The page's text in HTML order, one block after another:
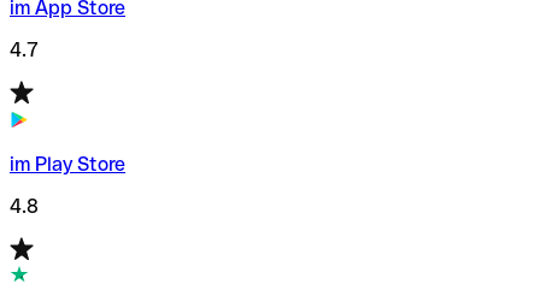
im App Store
4.7
im Play Store
4.8